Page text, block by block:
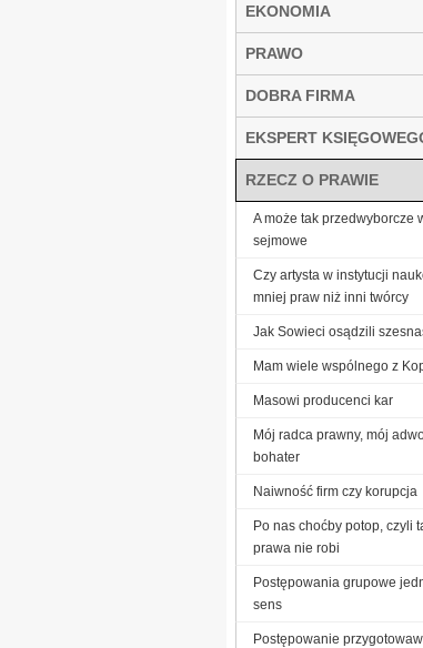
EKONOMIA
PRAWO
DOBRA FIRMA
EKSPERT
RZECZ O PRAWIE
A może tak przedwyborcze
sejmowe
Czy artysta w instytucji
mniej praw niż inni twórcy
Jak Sowieci osądzili
Mam wiele wspólnego z
Masowi producenci kar
Mój radca prawny, mój
bohater
Naiwność firm czy korupcja
Po nas choćby potop, czyli
prawa nie robi
Postępowania grupowe
sens
Postępowanie